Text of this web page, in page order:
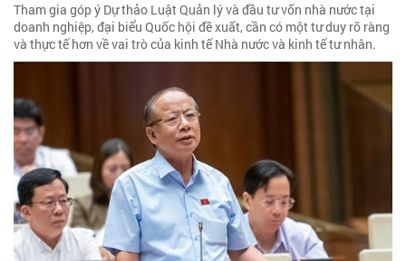
Tham gia góp ý Dự thảo Luật Quản lý và đầu tư vốn nhà nước tại
doanh nghiệp, đại biểu Quốc hội đề xuất, cần có một tư duy rõ ràng
và thực tế hơn về vai trò của kinh tế Nhà nước và kinh tế tư nhân.